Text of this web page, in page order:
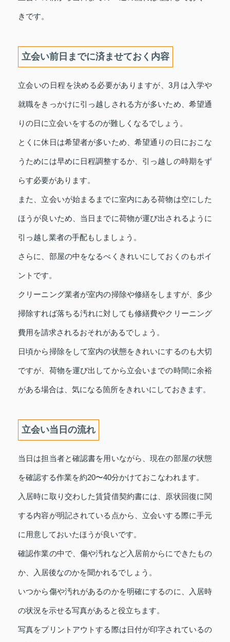
きです。
立会い前日までに済ませておく内容
立会いの日程を決める必要がありますが、3月は入学や
就職をきっかけに引っ越しされる方が多いため、希望通
りの日に立会いをするのが難しくなるでしょう。
とくに休日は希望者が多いため、希望通りの日におこな
うためには早めに日程調整するか、引っ越しの時期をず
らす必要があります。
また、立会いが始まるまでに室内にある荷物は空にした
ほうが良いため、当日までに荷物が運び出されるように
引っ越し業者の手配もしましょう。
さらに、部屋の中をなるべくきれいにしておくのもポイ
ントです。
クリーニング業者が室内の掃除や修繕をしますが、多少
掃除すれば落ちる汚れに対しても修繕費やクリーニング
費用を請求されるおそれがあるでしょう。
日頃から掃除をして室内の状態をきれいにするのも大切
ですが、荷物を運び出してから立会いまでの時間に余裕
がある場合は、気になる箇所をきれいにしておきます。
立会い当日の流れ
当日は担当者と確認書を用いながら、現在の部屋の状態
を確認する作業を約20〜40分かけておこなわれます。
入居時に取り交わした賃貸借契約書には、原状回復に関
する内容が明記されている点から、立会いする際に手元
に用意しておいたほうが良いです。
確認作業の中で、傷や汚れなど入居前からにできたもの
か、入居後なのかを聞かれるでしょう。
いつから傷や汚れがあるのかを明確にするのに、入居時
の状況を示せる写真があると役立ちます。
写真をプリントアウトする際は日付が印字されているの